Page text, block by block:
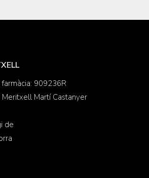
909236R
Meritxell Martí Castanyer
de